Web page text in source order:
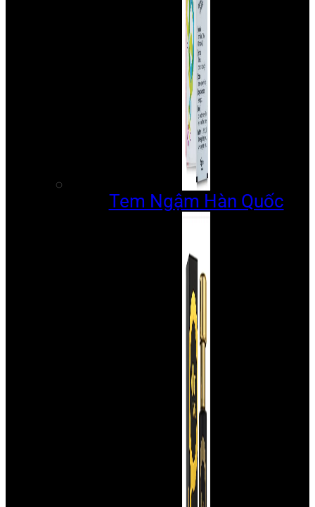
Tem Ngậm Hàn Quốc